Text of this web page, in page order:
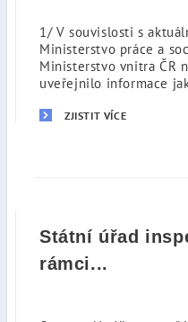
1/ V souvislosti s
Ministerstvo práce a
Ministerstvo vnitra ČR
uveřejnilo informace
ZJISTIT VÍCE
Státní úřad
rámci...